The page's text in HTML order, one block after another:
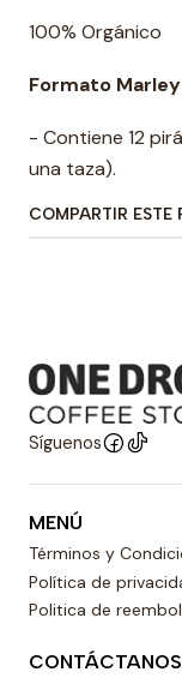
100% Orgánico
Formato Marley
- Contiene 12
una taza).
COMPARTIR ESTE
Síguenos
MENÚ
Términos y
Política de
Politica de
CONTÁCTANOS